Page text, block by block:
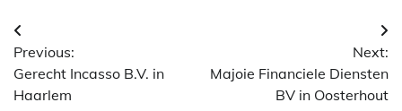
Berichtnavigatie
Previous:
Gerecht Incasso B.V. in
Haarlem
Next:
Majoie Financiele Diensten
BV in Oosterhout